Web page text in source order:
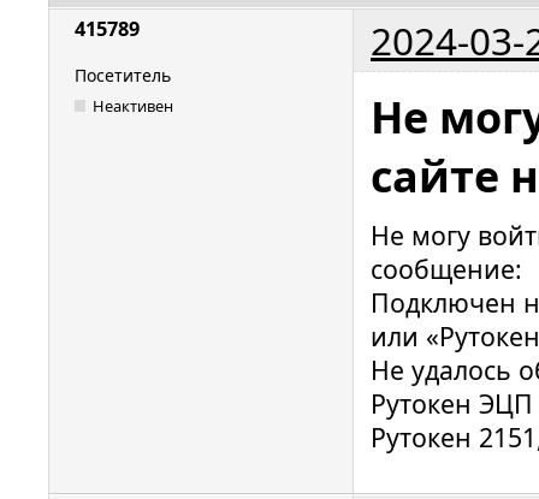
415789 2024-03-
Посетитель
Неактивен
Не
сайте
Не могу
сообщение:
Подключен
или
Не удалось
Рутокен
Рутокен